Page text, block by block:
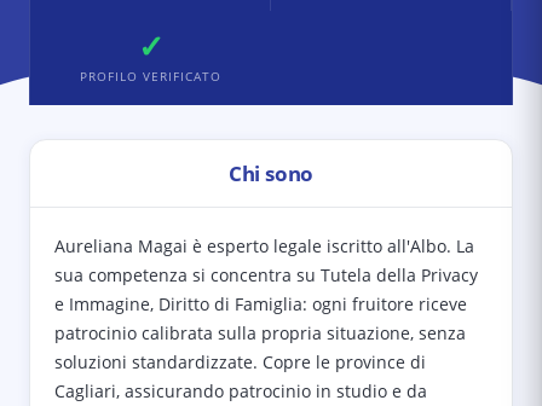
✓
PROFILO VERIFICATO
Chi sono
Aureliana Magai è esperto legale iscritto all'Albo. La
sua competenza si concentra su Tutela della Privacy
e Immagine, Diritto di Famiglia: ogni fruitore riceve
patrocinio calibrata sulla propria situazione, senza
soluzioni standardizzate. Copre le province di
Cagliari, assicurando patrocinio in studio e da